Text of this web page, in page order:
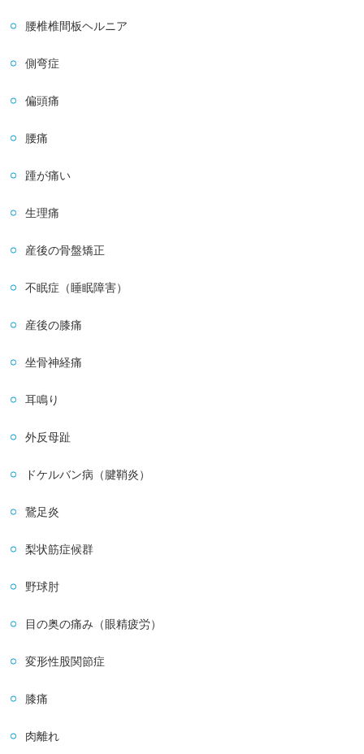
腰椎椎間板ヘルニア
側弯症
偏頭痛
腰痛
踵が痛い
生理痛
産後の骨盤矯正
不眠症（睡眠障害）
産後の膝痛
坐骨神経痛
耳鳴り
外反母趾
ドケルバン病（腱鞘炎）
鵞足炎
梨状筋症候群
野球肘
目の奥の痛み（眼精疲労）
変形性股関節症
膝痛
肉離れ